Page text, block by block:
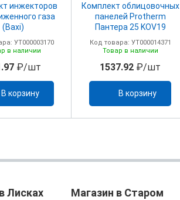
инжекторов
газа
(Baxi)
УТ000003170
в наличии
₽/шт
В корзину
Комплект облицовочных
панелей Protherm
Пантера 25 KOV19
Код товара: УТ000014371
Товар в наличии
1537.92 ₽/шт
В корзину
Лисках
Магазин в Старом